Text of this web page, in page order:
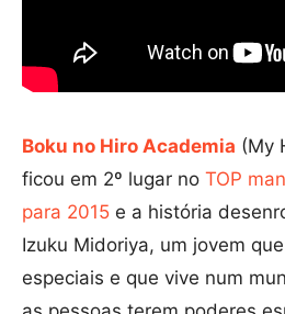
Boku no Hiro Academia (My
ficou em 2º lugar no TOP
para 2015 e a história
Izuku Midoriya, um jovem
especiais e que vive num